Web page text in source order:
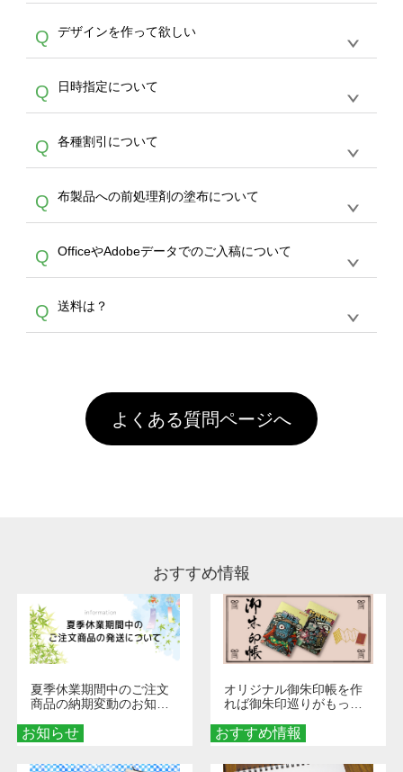
やタンブラーコンシェルをご利用ください。製
作する数量が多ければ多いほど、オンデマンド
サービスよりも低価格で製作することが可能で
す。
PDF 形式になります。データの最大サイズ
写真などもアップロード可能です。使用できな
い画像はエラーになります。（※ Illustratorか
らの直接入稿には対応していません。AIで保存
し、デザインツールからアップロードして下さ
い）
A
文のみ受け付けております。30個以上のご製
作をお考えの方は、サポートが担当するエコバ
スをご利用頂ければ、電話やFAX、メールなど
でご注文が可能です。
Q デザインを作って欲しい
A
を作って欲しい。などの場合は、製作数量が
30個以上であれば、サポート担当が、デザイ
バッグコンシェル
サー
ビスをご利用ください。(※ 30個以下の場合
は、デザインツールをご利用ください)
Q 日時指定について
A
ん。発送後18時以降に配送業者・伝票番号を
メールでお知らせいたしますので、直接配送業
者にご連絡いただき調整をお願い致します。
Q 各種割引について
A
カート内で自動的に割引(最大50%)が適用され
ます。 【付与ポイント】購入金額の1％が1ポ
イントとして付与され、次回ご注文時に1ポイ
ント＝1円としてお使いいただけます。ポイン
トは発送完了の翌日に付与され、次回ご注文時
からご利用頂けます。ポイントの有効期限は一
年間です。【会員ランク】過去10カ月のご注
文回数により会員ランク割引(最大5%)が適用
頂いても、ログインがされていなければ、ラン
クにカウントがされません。
Q 布製品への前処理剤の塗布について
A
意点（前処理剤）】カラー生地（Tシャツのホ
ワイト、トートバッグのナチュラル、ホワイト
といって、プリントを定着させるための処理剤
を塗布しており、短納期・低価格で商品をお届
害な性質で、水洗いで落とすことが可能です。
お手数ですが、お客様ご自身にて着用前に落と
していただけますようお願いいたします。※1
通常注文・直送機能でのご注文に関わらず、前
Q OfficeやAdobeデータでのご入稿について
A
ません。いずれのデータも該当デザインのみ画
像(JPEG,PNG,GIF,PDF)に変換、またはAdobe
Q 送料は？
引」などによるお値引きで4,000円未満になる
場合は送料がかかりますので、ご注意くださ
い。
よくある質問ページへ
おすすめ情報
お知らせ
夏季休業期間中のご注文
商品の納期変動のお知ら
おすすめ情報
オリジナル御朱印帳を作
れば御朱印巡りがもっと
ダーメイドする魅力と選
び方